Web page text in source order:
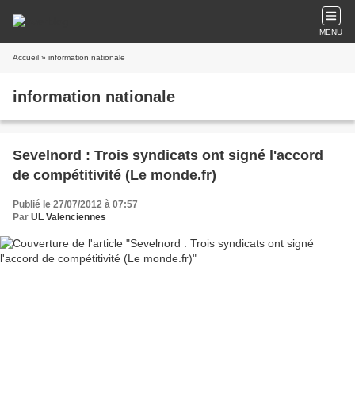
MENU
Accueil » information nationale
information nationale
Sevelnord : Trois syndicats ont signé l'accord
de compétitivité (Le monde.fr)
Publié le 27/07/2012 à 07:57
Par UL Valenciennes